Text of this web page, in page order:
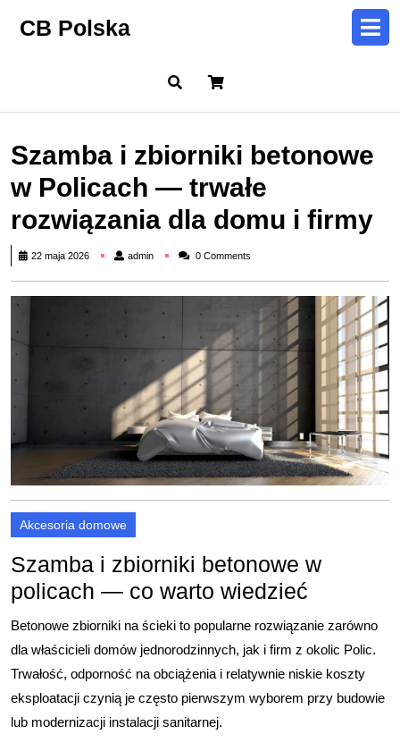
CB Polska
Cart
Szamba i zbiorniki betonowe
w Policach — trwałe
rozwiązania dla domu i firmy
22 maja 2026 adminadmin 0 Comments
Akcesoria domowe
Szamba i zbiorniki betonowe w
policach — co warto wiedzieć
Betonowe zbiorniki na ścieki to popularne rozwiązanie zarówno
dla właścicieli domów jednorodzinnych, jak i firm z okolic Polic.
Trwałość, odporność na obciążenia i relatywnie niskie koszty
eksploatacji czynią je często pierwszym wyborem przy budowie
lub modernizacji instalacji sanitarnej.